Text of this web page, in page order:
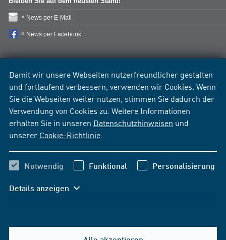
Damit wir unsere Webseiten nutzerfreundlicher gestalten
und fortlaufend verbessern, verwenden wir Cookies. Wenn
Sie die Webseiten weiter nutzen, stimmen Sie dadurch der
Verwendung von Cookies zu. Weitere Informationen
erhalten Sie in unseren Datenschutzhinweisen und
unserer Cookie-Richtlinie
Notwendig Funktional Personalisierung
Details anzeigen
News per E-Mail
News per Facebook